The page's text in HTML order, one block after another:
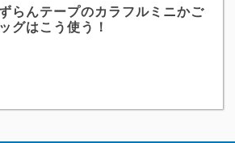
らんテープのカラフルミニかご
グはこう使う！